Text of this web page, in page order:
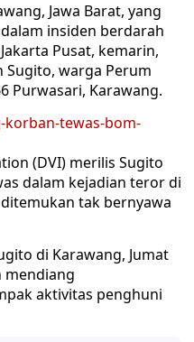
Jawa Barat, yang
insiden berdarah
Pusat, kemarin,
Sugito, warga Perum
Purwasari, Karawang.
(DVI) merilis Sugito
dalam kejadian teror di
tak bernyawa
di Karawang, Jumat
mendiang
aktivitas penghuni